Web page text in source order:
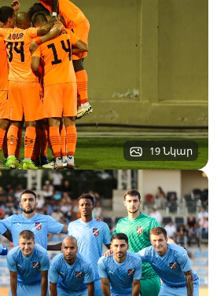
19 Նկար